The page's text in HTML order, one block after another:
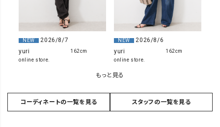
NEW
2026/8/7
yuri
online store.
162cm
NEW
2026/8/6
yuri
online store.
162cm
もっと見る
コーディネートの一覧を見る スタッフの一覧を見る